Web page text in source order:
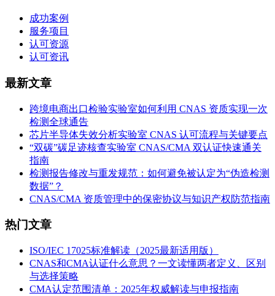
成功案例
服务项目
认可资源
认可资讯
最新文章
跨境电商出口检验实验室如何利用 CNAS 资质实现一次
检测全球通告
芯片半导体失效分析实验室 CNAS 认可流程与关键要点
“双碳”碳足迹核查实验室 CNAS/CMA 双认证快速通关
指南
检测报告修改与重发规范：如何避免被认定为“伪造检测
数据”？
CNAS/CMA 资质管理中的保密协议与知识产权防范指南
热门文章
ISO/IEC 17025标准解读（2025最新适用版）
CNAS和CMA认证什么意思？一文读懂两者定义、区别
与选择策略
CMA认定范围清单：2025年权威解读与申报指南